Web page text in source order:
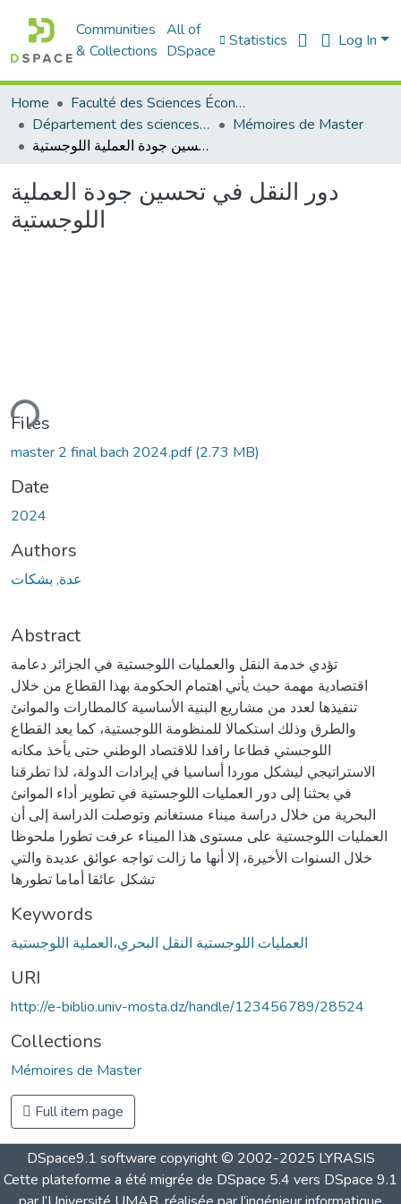
Communities
& Collections
All of
DSpace
Statistics Log In
Home
Faculté des Sciences Économiques Commerciales et des Sciences de Gestion
Département des sciences commerciales
Mémoires de Master
دور النقل في تحسين جودة العملية اللوجستية
دور النقل في تحسين جودة العملية
اللوجستية
Files
master 2 final bach 2024.pdf(2.73 MB)
Date
2024
Authors
عدة, بشكات
Abstract
تؤدي خدمة النقل والعمليات اللوجستية في الجزائر دعامة
اقتصادية مهمة حيث يأتي اهتمام الحكومة بهذا القطاع من خلال
تنفيذها لعدد من مشاريع البنية الأساسية كالمطارات والموانئ
والطرق وذلك استكمالا للمنظومة اللوجستية، كما يعد القطاع
اللوجستي قطاعا رافدا للاقتصاد الوطني حتى يأخذ مكانه
الاستراتيجي ليشكل موردا أساسيا في إيرادات الدولة، لذا تطرقنا
في بحثنا إلى دور العمليات اللوجستية في تطوير أداء الموانئ
البحرية من خلال دراسة ميناء مستغانم وتوصلت الدراسة إلى أن
العمليات اللوجستية على مستوى هذا الميناء عرفت تطورا ملحوظا
خلال السنوات الأخيرة، إلا أنها ما زالت تواجه عوائق عديدة والتي
تشكل عائقا أماما تطورها
Keywords
العمليات اللوجستية النقل البحري،العملية اللوجستية
URI
http://e-biblio.univ-mosta.dz/handle/123456789/28524
Collections
Mémoires de Master
Full item page
DSpace9.1 software copyright © 2002-2025 LYRASIS
Cette plateforme a été migrée de DSpace 5.4 vers DSpace 9.1